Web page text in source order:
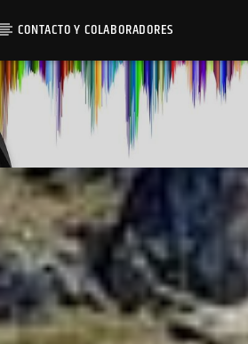
CONTACTO Y COLABORADORES